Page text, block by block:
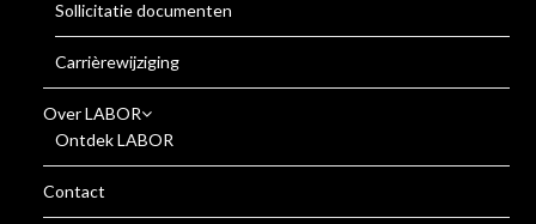
Sollicitatie documenten
Carrièrewijziging
Over LABOR
Ontdek LABOR
Contact